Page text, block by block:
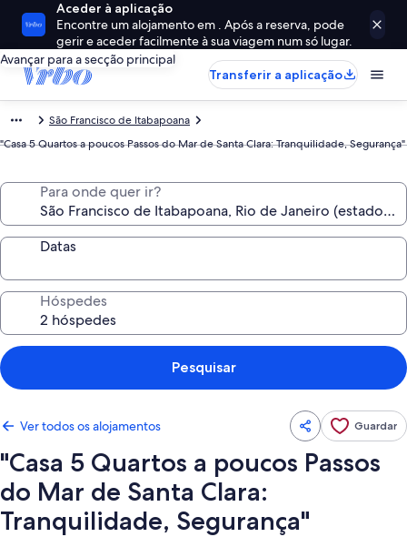
Aceder à aplicação
Encontre um alojamento em . Após a reserva, pode
gerir e aceder facilmente à sua viagem num só lugar.
Avançar para a secção principal
Transferir a aplicação
São Francisco de Itabapoana
"Casa 5 Quartos a poucos Passos do Mar de Santa Clara: Tranquilidade, Segurança"
Para onde quer ir?
Datas
Hóspedes
Pesquisar
Ver todos os alojamentos Guardar
"Casa 5 Quartos a poucos Passos
do Mar de Santa Clara:
Tranquilidade, Segurança"